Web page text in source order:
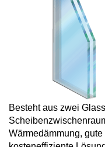
Besteht aus zwei
Wärmedämmung,